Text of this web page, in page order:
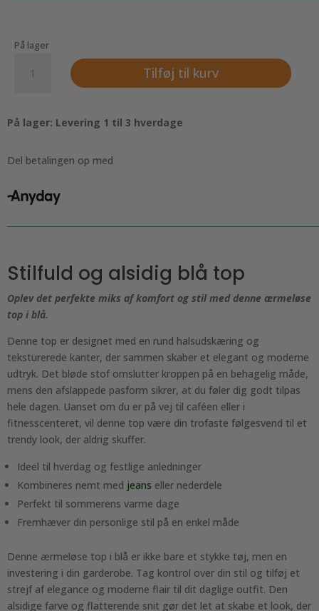
På lager
med
knapper
ryggen
antal
Tilføj til kurv
På lager: Levering 1 til 3 hverdage
Del betalingen op med
Stilfuld og alsidig blå top
Oplev det perfekte miks af komfort og stil med denne ærmeløse
top i blå.
Denne top er designet med en rund halsudskæring og
teksturerede kanter, der sammen skaber et elegant og moderne
udtryk. Det bløde stof omslutter kroppen på en behagelig måde,
mens den afslappede pasform sikrer, at du føler dig godt tilpas
hele dagen. Uanset om du er på vej til caféen eller i
fitnesscenteret, vil denne top være din trofaste følgesvend til et
trendy look, der aldrig skuffer.
Ideel til hverdag og festlige anledninger
Kombineres nemt med jeans eller nederdele
Perfekt til sommerens varme dage
Fremhæver din personlige stil på en enkel måde
Denne ærmeløse top i blå er ikke bare et stykke tøj, men en
investering i din garderobe. Tag kontrol over din stil og tilføj et
strejf af elegance og moderne flair til dit daglige outfit. Den
alsidige farve og flatterende snit gør det let at skabe et look, der